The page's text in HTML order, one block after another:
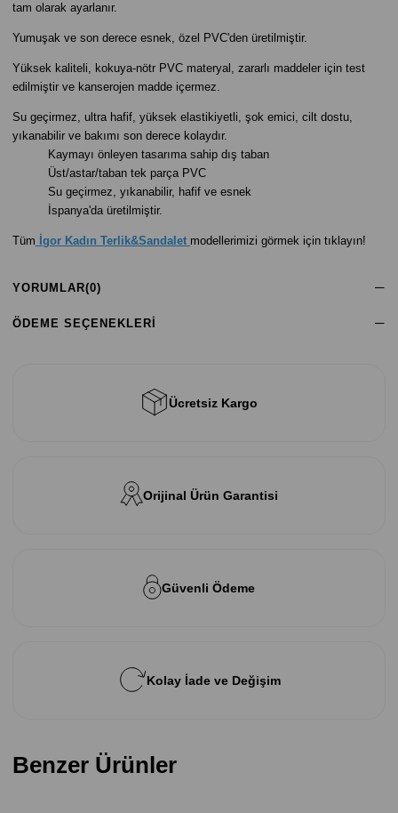
tam olarak ayarlanır.
Yumuşak ve son derece esnek, özel PVC'den üretilmiştir.
Yüksek kaliteli, kokuya-nötr PVC materyal, zararlı maddeler için test
edilmiştir ve kanserojen madde içermez.
Su geçirmez, ultra hafif, yüksek elastikiyetli, şok emici, cilt dostu,
yıkanabilir ve bakımı son derece kolaydır.
Kaymayı önleyen tasarıma sahip dış taban
Üst/astar/taban tek parça PVC
Su geçirmez, yıkanabilir, hafif ve esnek
İspanya'da üretilmiştir.
Tüm İgor Kadın Terlik&Sandalet modellerimizi görmek için tıklayın!
YORUMLAR(0)
ÖDEME SEÇENEKLERI
Ücretsiz Kargo
Orijinal Ürün Garantisi
Güvenli Ödeme
Kolay İade ve Değişim
Benzer Ürünler